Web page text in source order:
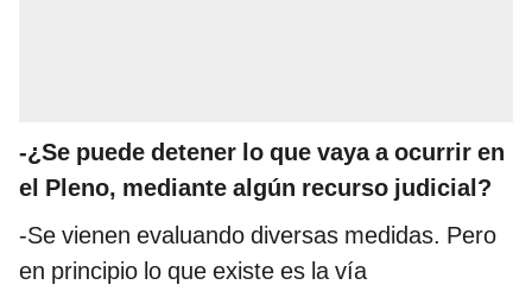
-¿Se puede detener lo que vaya a ocurrir en
el Pleno, mediante algún recurso judicial?
-Se vienen evaluando diversas medidas. Pero
en principio lo que existe es la vía